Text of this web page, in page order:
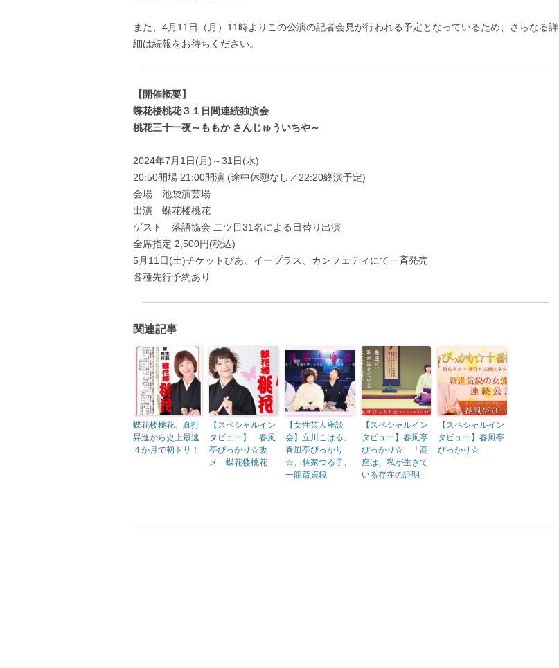
また、4月11日（月）11時よりこの公演の記者会見が行われる予定となっているため、さらなる詳
細は続報をお待ちください。
【開催概要】
蝶花楼桃花３１日間連続独演会
桃花三十一夜～ももか さんじゅういちや～
2024年7月1日(月)～31日(水)
20:50開場 21:00開演 (途中休憩なし／22:20終演予定)
会場 池袋演芸場
出演 蝶花楼桃花
ゲスト 落語協会 二ツ目31名による日替り出演
全席指定 2,500円(税込)
5月11日(土)チケットぴあ、イープラス、カンフェティにて一斉発売
各種先行予約あり
関連記事
蝶花楼桃花、真打
昇進から史上最速
４か月で初トリ！
【スペシャルイン
タビュー】 春風
亭ぴっかり☆改
メ 蝶花楼桃花
【女性芸人座談
会】立川こはる、
春風亭ぴっかり
☆、林家つる子、
一龍斎貞鏡
【スペシャルイン
タビュー】春風亭
ぴっかり☆ 「高
座は、私が生きて
いる存在の証明」
【スペシャルイン
タビュー】春風亭
ぴっかり☆